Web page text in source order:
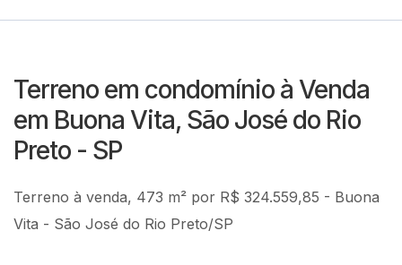
Terreno em condomínio à Venda
em Buona Vita, São José do Rio
Preto - SP
Terreno à venda, 473 m² por R$ 324.559,85 - Buona
Vita - São José do Rio Preto/SP